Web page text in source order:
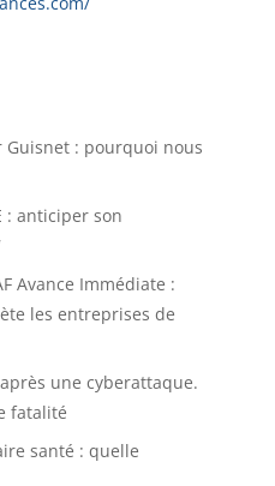
Guisnet : pourquoi nous
: anticiper son
Avance Immédiate :
les entreprises de
une cyberattaque.
fatalité
santé : quelle